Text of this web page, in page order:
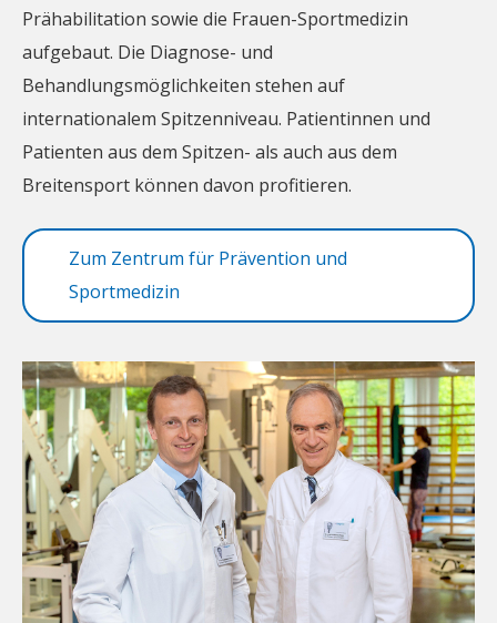
Prähabilitation sowie die Frauen-Sportmedizin
aufgebaut. Die Diagnose- und
Behandlungsmöglichkeiten stehen auf
internationalem Spitzenniveau. Patientinnen und
Patienten aus dem Spitzen- als auch aus dem
Breitensport können davon profitieren.
Zum Zentrum für Prävention und
Sportmedizin